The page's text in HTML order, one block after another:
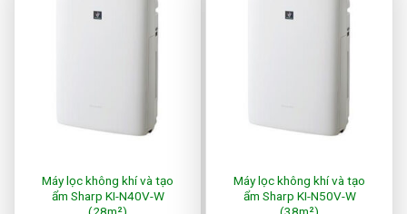
Add to
Wishlist
Máy lọc không khí và tạo
ẩm Sharp KI-N40V-W
Add to
Wishlist
Máy lọc không khí và tạo
ẩm Sharp KI-N50V-W